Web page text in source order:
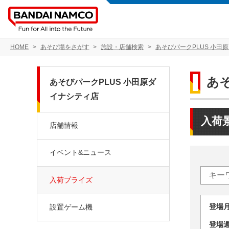
HOME あそび場をさがす 施設・店舗検索 あそびパークPLUS 小田
あ
入荷
登
登
あそびパークPLUS 小田原ダ
イナシティ店
店舗情報
イベント&ニュース
入荷プライズ
設置ゲーム機